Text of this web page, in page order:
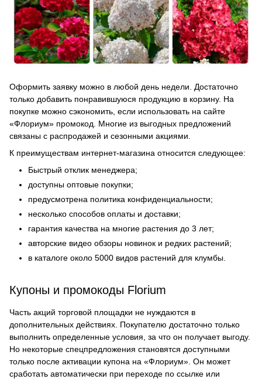
Оформить заявку можно в любой день недели. Достаточно
только добавить понравившуюся продукцию в корзину. На
покупке можно сэкономить, если использовать на сайте
«Флориум» промокод. Многие из выгодных предложений
связаны с распродажей и сезонными акциями.
К преимуществам интернет-магазина относится следующее:
Быстрый отклик менеджера;
доступны оптовые покупки;
предусмотрена политика конфиденциальности;
несколько способов оплаты и доставки;
гарантия качества на многие растения до 3 лет;
авторские видео обзоры новинок и редких растений;
в каталоге около 5000 видов растений для клумбы.
Купоны и промокоды Florium
Часть акций торговой площадки не нуждаются в
дополнительных действиях. Покупателю достаточно только
выполнить определенные условия, за что он получает выгоду.
Но некоторые спецпредложения становятся доступными
только после активации купона на «Флориум». Он может
сработать автоматически при переходе по ссылке или